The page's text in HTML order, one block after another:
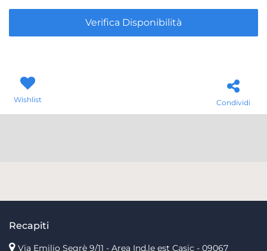
Verifica Disponibilità
Wishlist Condividi
Recapiti
Via Emilio Segrè 9/11 - Area Ind.le est Casic - 09067